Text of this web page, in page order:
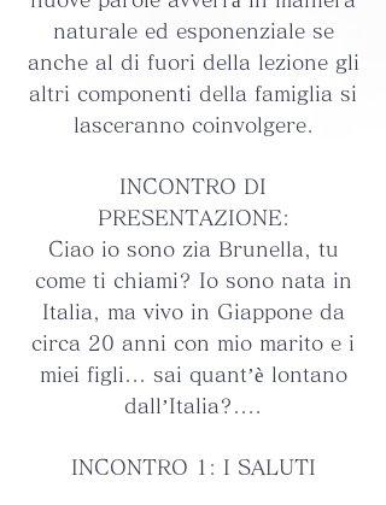
naturale ed esponenziale se
anche al di fuori della lezione gli
altri componenti della famiglia si
lasceranno coinvolgere.
INCONTRO DI
PRESENTAZIONE:
Ciao io sono zia Brunella, tu
come ti chiami? Io sono nata in
Italia, ma vivo in Giappone da
circa 20 anni con mio marito e i
miei figli... sai quant’è lontano
dall’Italia?....
INCONTRO 1: I SALUTI